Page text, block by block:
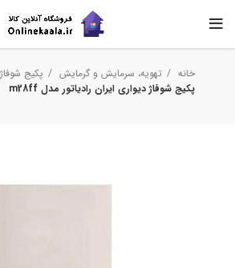
خانه تهویه، سرمایش و گرمایش
پکیج
پکیج شوفاژ دیواری ایران رادیاتور مدل m28ff